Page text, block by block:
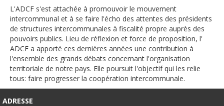
中文
English
Français
Connexion
L'ADCF s'est attachée à promouvoir le mouvement
intercommunal et à se faire l'écho des attentes des présidents
de structures intercommunales à fiscalité propre auprès des
pouvoirs publics. Lieu de réflexion et force de proposition, l'
ADCF a apporté ces dernières années une contribution à
l'ensemble des grands débats concernant l'organisation
territoriale de notre pays. Elle poursuit l'objectif qui les relie
tous: faire progresser la coopération intercommunale.
ADRESSE